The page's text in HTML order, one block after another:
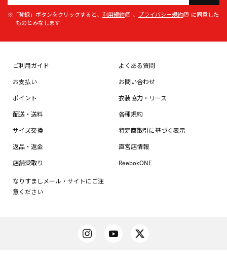
※「登録」ボタンをクリックすると、 利用規約 、 プライバシー規約
に同意した
ものとみなします
ご利用ガイド
お支払い
ポイント
配送・送料
サイズ交換
返品・返金
店舗受取り
なりすましメール・サイトにご注
意ください
よくある質問
お問い合わせ
衣装協力・リース
各種規約
特定商取引に基づく表示
直営店情報
ReebokONE